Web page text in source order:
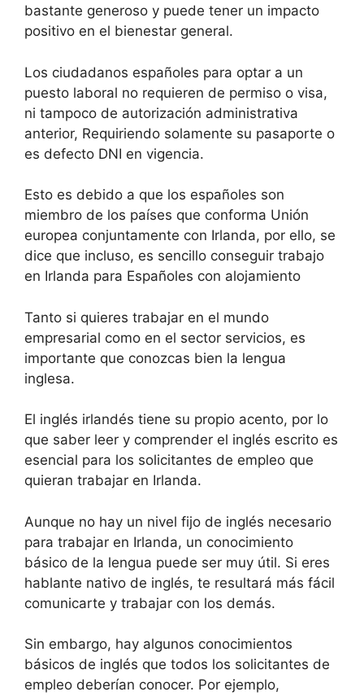
bastante generoso y puede tener un impacto
positivo en el bienestar general.
Los ciudadanos españoles para optar a un
puesto laboral no requieren de permiso o visa,
ni tampoco de autorización administrativa
anterior, Requiriendo solamente su pasaporte o
es defecto DNI en vigencia.
Esto es debido a que los españoles son
miembro de los países que conforma Unión
europea conjuntamente con Irlanda, por ello, se
dice que incluso, es sencillo conseguir trabajo
en Irlanda para Españoles con alojamiento
Tanto si quieres trabajar en el mundo
empresarial como en el sector servicios, es
importante que conozcas bien la lengua
inglesa.
El inglés irlandés tiene su propio acento, por lo
que saber leer y comprender el inglés escrito es
esencial para los solicitantes de empleo que
quieran trabajar en Irlanda.
Aunque no hay un nivel fijo de inglés necesario
para trabajar en Irlanda, un conocimiento
básico de la lengua puede ser muy útil. Si eres
hablante nativo de inglés, te resultará más fácil
comunicarte y trabajar con los demás.
Sin embargo, hay algunos conocimientos
básicos de inglés que todos los solicitantes de
empleo deberían conocer. Por ejemplo,